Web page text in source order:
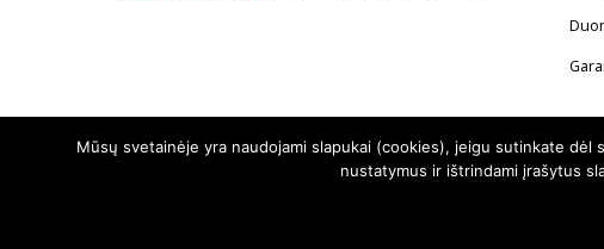
Mūsų svetainėje yra naudojami slapukai (cookies), jeigu sutinkate
nustatymus ir ištrindami įrašytus